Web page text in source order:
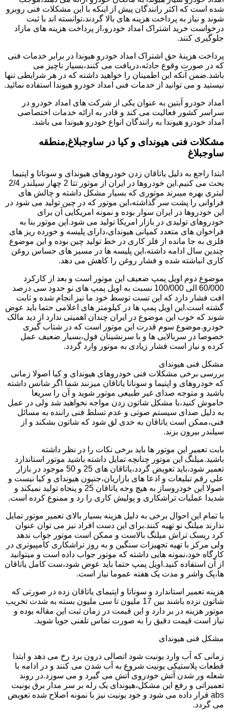
شده است که اکثر رانندگان پیش از اینکه با این مشکلات فنی روبرو
شوند و نیاز به پرداخت هزینه های بالا گردند،توانسته اند با ثبت
درخواست خرید اشتراک امداد خودرو،از پرداخت هزینه های مازاد
جلوگیری کنند.
پرداخت هزینۀ حق اشتراک امداد خودرو هیوندا در برابر خدمات فنی
که در صورت وقوع حادثه،دریافت می کنند،بسیار ناچیز می
باشد.ضمن آنکه این اطمینان را خواهید داشته که در هر شرایطی تنها
نیستید و می توانید از خدمات فنی امداد خودرو هیوندا استفاده نمائید.
امداد خودرو آبتین به عنوان یکی از شرکت های امداد خودرو در
سراسر کشور فعالیت می کند و قادر به ارائه خدمات اختصاصی
امداد خودرو هیوندا به رانندگان انواع خودرو هیوندا می باشد.
مشکلات فنی هیوندای و کیا در ساوجبلاغ,منطقه
ساوجبلاغ
ابتدا راجع به دلیل یاتاقان زدن خودروهای هیوندای و سوناتا و اپتیما
بحث می کنیم.این خودروها در ایران از موتور تتا 2 چهار سیلندر 2/4
لیتری بهره میبرند موتوری که بسیار مشکل داشته و چالش های
فراوانی را پشت سر گذاشته،این موتور که در چین تولید می شود در
این خودروها در ایران سوار بوده و نمونه امریکایی آن برای
خودروهای تولیدی در بازار امریکا تولید می شود.این موتور بنا به
فراخوان های متعدد کمپانی هیوندای،دارای پلیسه و خورده ریز های
فلزی به جا مانده از فلز کاری در خط تولید چین بوده و این موضوع
چندین سال ادامه داشته،این پلیسه ها در مسیر های حساس روغن
کاری انباشته شده و فشار روغن را کاهش می دهد.
موضوع دوم اویل پمپ ضعیف این موتور است و بعد از کارکرد
60/000 الی 100/000 نسبت به اویل پمپ های نو حدود سی درصد
افت فشار دارد که این تست توسط خود ما نیز انجام شده و ثابت
گشته است.این اویل پمپ ها در کیلومتر های اعلامی حتما باید عوض
شوند که خوب این موضوع در ایران چندان اهمیتی ندارد از دید مالک
خودرو.موضوع سوم قدرت این موتور است که در شتاب گیری
خصوصا در سربالایی ها و با سرنشینان فول،بسیار ضعیف عمل
کرده و نیاز است فشار زیادی به موتور وارد گردد.
مشکل فنی هیوندای
بررسی برخی مشکلات فنی خودروهای هیوندای و کیا اصولا زمانی
که خودروهای و اپتیما و سوناتا یاتاقان میزنند شما اگر شانس داشته
باشید و متوجه صدای غیر طبیعی موتور شوید و آن را سریعا
خاموش کنید،با مشکل شاتون زدن مواجه نخواهید شد ولی در عمل
به دلیل صدای سیستم صوتی و عدم تسلط فنی راننده به مسائل
فنی،ممکن است یاتاقان به حدی لق شود که شاتون بشکند و از
سیلندر بیرون بزند.
بابت تعمیر این موتور ها باید برخی نکات را در نظر داشته
باشید.میلنگ این موتور چنانچه تمایل داشته باشید موتور استاندارد
تعمیر شود،باید تعویض گردد،یاتاقان های 25 و 50 موجود در بازار
علی رقم تبلیغات و ادعا های بازاریان،جنیون هیوندای و کیا نیست و
اصولا این خودروساز به هیچ وجه یاتاقان 25 و پنجاه تولید نمیکند و
شدیدا عملیات تراشکاری و پولیش کاری را رد و ممنوع کرده است.
با تمام این احوال برخی به دلیل هزینه بسیار بالای تعمیر موتور تمایل
ندارند میلنگ نو تهیه کنند.برای این دست افراد نیز می توان عنوان
کرد ریسک تراش میلنگ بالاست و ممکن است موتور جواب ندهد
ولی مرکز با تهیه تجهیزات سنگین و به روز تراشکاری کامپیوتری در
کارگاه خود،نمونه هایی داشته که موتور جواب داده است و میتوانید
از آن استفاده کنید.اویل پمپ حتما باید عوض شود،ست کامل یاتاقان
ها،پک واشر و مدت یک هفته عموما نیاز است.
هزینه تعمیر استاندارد و سوناتا و اپتیمای یاتاقان زده در صورتی که
شاتون نزده باشند بین 17 ملیون تا سی ملیون بسته به شدت تخریب
موتور هزینه در بر دارد و این قیمت در زمان ثبت این مقاله بوده و
نیاز است قیمت دقیق را به صورت تماس تلفنی جویا شوید.
مشکل فنی هیوندای
زمانی که آب وارد یونیت شود اتصالی درون برد رخ می دهد و ابتدا
قطعات پلاستیکی یونیت شروع به آب شدن می کنند و در ادامه با
شعله ور شدن آتش خودروی آتش می گیرد و می سوزد.در روند
تعمیراتی و رفع این مشکل،هیوندای یک رله بر سر مدار برق یونیت
abs قرار داده می شود و خود یونیت نیز با نمونه اصلاح شده تعویض
می گردد.